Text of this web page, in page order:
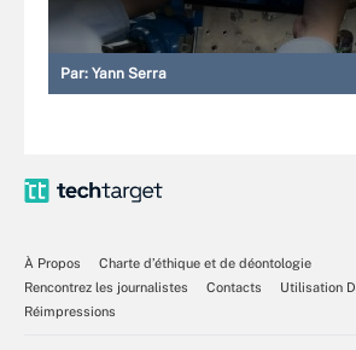
Par: Yann Serra
À Propos
Charte d’éthique et de déontologie
Rencontrez les journalistes
Contacts
Utilisation
Réimpressions